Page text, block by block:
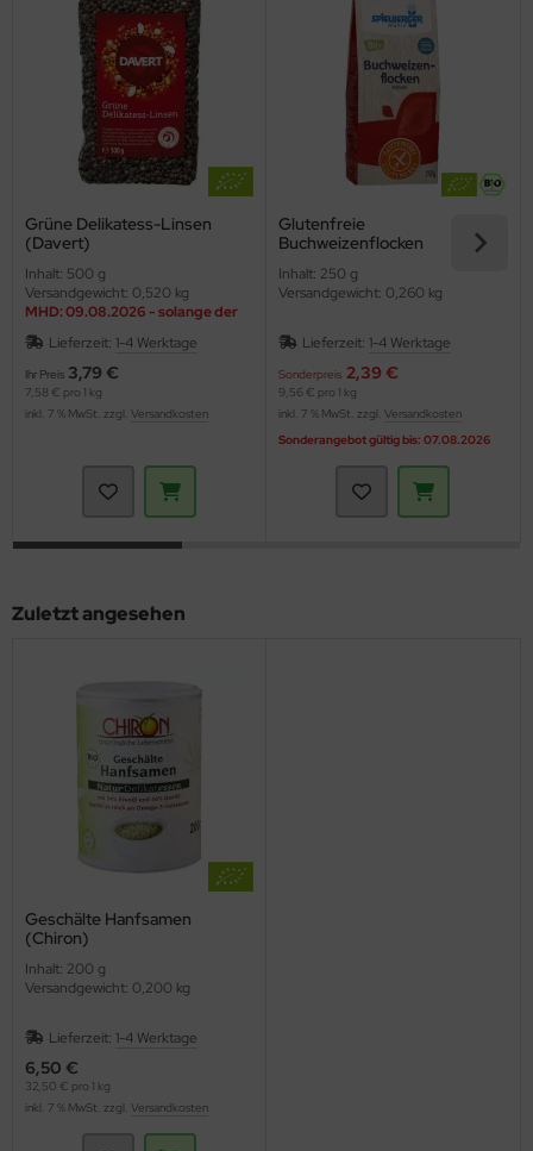
Grüne Delikatess-Linsen
(Davert)
Inhalt: 500 g
Versandgewicht: 0,520 kg
MHD: 09.08.2026 - solange der
Vorrat reicht
Lieferzeit: 1-4 Werktage
Ihr Preis 3,79 €
7,58 € pro 1 kg
inkl. 7 % MwSt. zzgl. Versandkosten
Glutenfreie
Buchweizenflocken
Inhalt: 250 g
Versandgewicht: 0,260 kg
Lieferzeit: 1-4 Werktage
Sonderpreis 2,39 €
9,56 € pro 1 kg
inkl. 7 % MwSt. zzgl. Versandkosten
Sonderangebot gültig bis: 07.08.2026
Zuletzt angesehen
Geschälte Hanfsamen
(Chiron)
Inhalt: 200 g
Versandgewicht: 0,200 kg
Lieferzeit: 1-4 Werktage
6,50 €
32,50 € pro 1 kg
inkl. 7 % MwSt. zzgl. Versandkosten